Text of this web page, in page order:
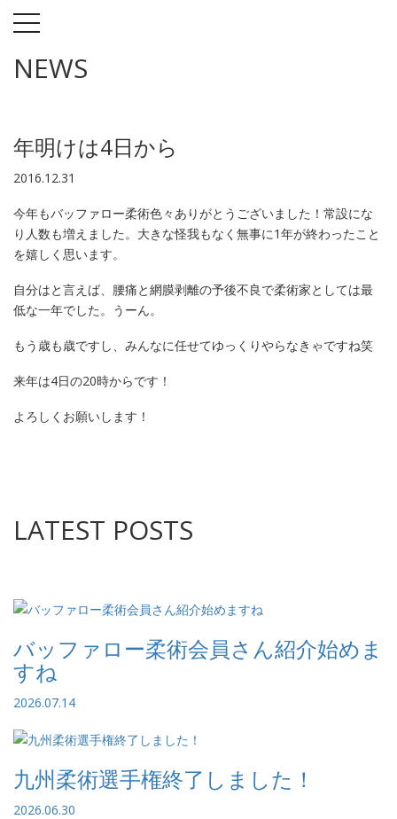
toggle
navigation
NEWS
年明けは4日から
2016.12.31
今年もバッファロー柔術色々ありがとうございました！常設にな
り人数も増えました。大きな怪我もなく無事に1年が終わったこと
を嬉しく思います。
自分はと言えば、腰痛と網膜剥離の予後不良で柔術家としては最
低な一年でした。うーん。
もう歳も歳ですし、みんなに任せてゆっくりやらなきゃですね笑
来年は4日の20時からです！
よろしくお願いします！
LATEST POSTS
バッファロー柔術会員さん紹介始めま
すね
2026.07.14
九州柔術選手権終了しました！
2026.06.30